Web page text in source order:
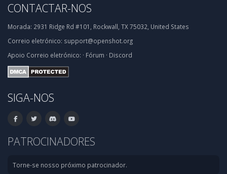
CONTACTAR-NOS
Morada: 2931 Ridge Rd #101, Rockwall, TX 75032, United States
Correio eletrónico: support@openshot.org
Apoio Correio eletrónico: · Fórum · Discord
SIGA-NOS
PATROCINADORES
Torne-se nosso próximo patrocinador.